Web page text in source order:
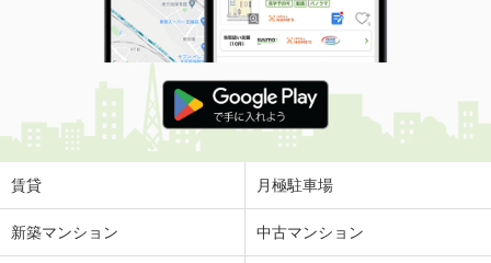
間取り
3LDK
千葉県千葉市中央区青葉町
価 格
2,180万円
住 所
千葉県千葉市中央区青葉町
専有面積
千葉県千葉市中央区青葉町
賃貸 月極駐車場
新築マンション 中古マンション